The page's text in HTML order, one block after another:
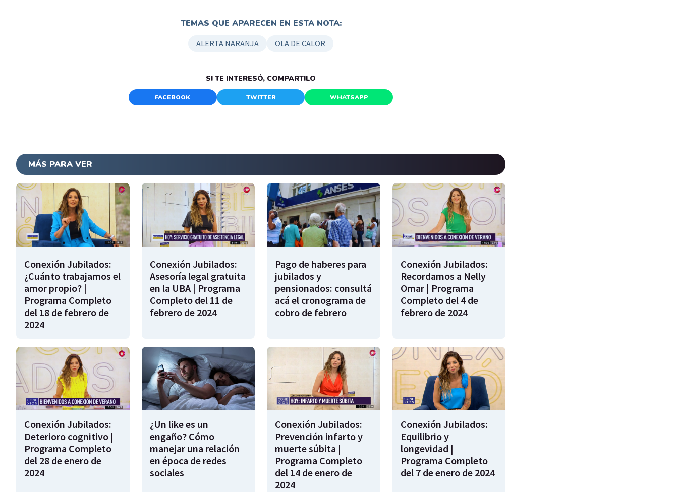
TEMAS QUE APARECEN EN ESTA NOTA:
ALERTA NARANJA OLA DE CALOR
SI TE INTERESÓ, COMPARTILO
FACEBOOK TWITTER WHATSAPP
MÁS PARA VER
Conexión Jubilados:
¿Cuánto trabajamos el
amor propio? |
Programa Completo
del 18 de febrero de
2024
Conexión Jubilados:
Asesoría legal gratuita
en la UBA | Programa
Completo del 11 de
febrero de 2024
Pago de haberes para
jubilados y
pensionados: consultá
acá el cronograma de
cobro de febrero
Conexión Jubilados:
Recordamos a Nelly
Omar | Programa
Completo del 4 de
febrero de 2024
Conexión Jubilados:
Deterioro cognitivo |
Programa Completo
del 28 de enero de
2024
¿Un like es un
engaño? Cómo
manejar una relación
en época de redes
sociales
Conexión Jubilados:
Prevención infarto y
muerte súbita |
Programa Completo
del 14 de enero de
2024
Conexión Jubilados:
Equilibrio y
longevidad |
Programa Completo
del 7 de enero de 2024